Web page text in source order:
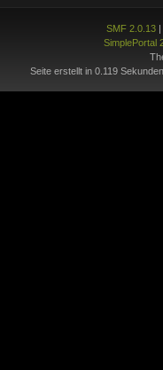
SMF 2.0.13|
SimplePortal
Seite erstellt in 0.119